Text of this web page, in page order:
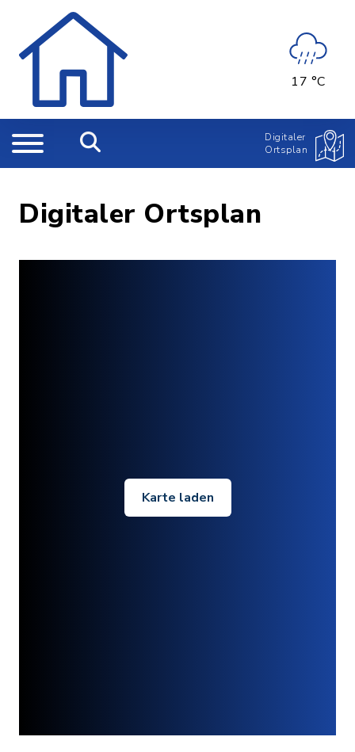
17 °C
Digitaler
Ortsplan
Digitaler Ortsplan
Karte laden